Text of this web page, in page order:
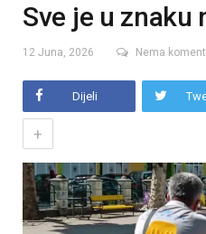
Sve je u znaku
12 Juna, 2026 Nema
Dijeli
+